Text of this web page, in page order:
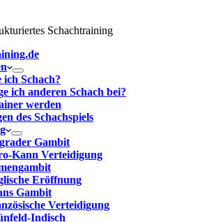
Schachtraining
ich Schach?
ich anderen Schach bei?
werden
des Schachspiels
Gambit
Kann Verteidigung
Eröffnung
Gambit
Verteidigung
Indisch